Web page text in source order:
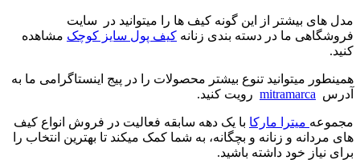
مدل های بیشتر از این گونه کیف ها را میتوانید در سایت
فروشگاهی ما در دسته بندی زنانه کیف پول سایز کوچک مشاهده
کنید.
همینطور میتوانید تنوع بیشتر محصولات را در پیج اینستاگرامی ما به
آدرس mitramarca رویت کنید.
مجموعه میترا مارکا با یک دهه سابقه فعالیت در فروش انواع کیف
های مردانه و زنانه و بچگانه، به شما کمک میکند تا بهترین انتخاب را
برای نیاز خود داشته باشید.